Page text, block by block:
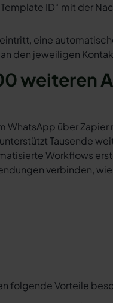
ID“ mit der
eine
den jeweiligen
weiteren
WhatsApp über Zapier
Tausende
Workflows
verbinden, wie
folgende Vorteile